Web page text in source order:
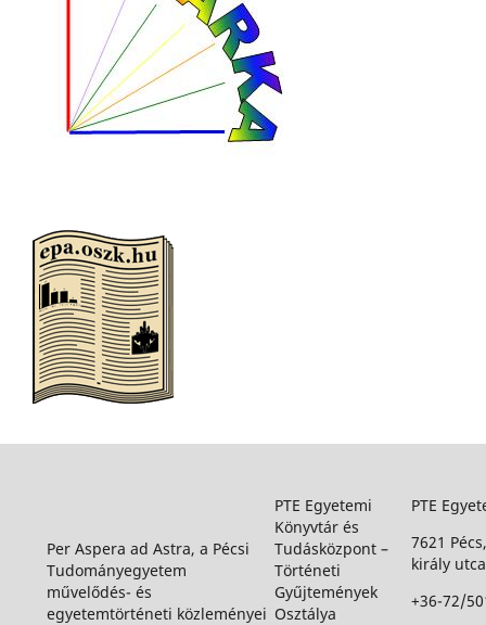
Per Aspera ad Astra, a Pécsi
Tudományegyetem
művelődés- és
egyetemtörténeti közleményei
PTE Egyetemi
Könyvtár és
Tudásközpont –
Történeti
Gyűjtemények
Osztálya
PTE
7621
király
+36-72/